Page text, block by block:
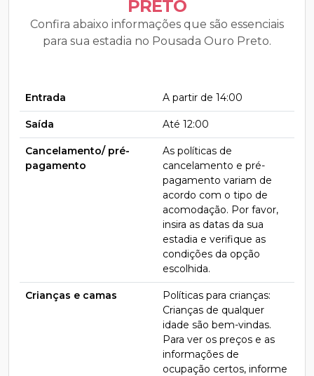
PRETO
Confira abaixo informações que são essenciais
para sua estadia no Pousada Ouro Preto.
Entrada A partir de 14:00
Saída Até 12:00
Cancelamento/ pré-
pagamento
As políticas de
cancelamento e pré-
pagamento variam de
acordo com o tipo de
acomodação. Por favor,
insira as datas da sua
estadia e verifique as
condições da opção
escolhida.
Crianças e camas
Políticas para crianças:
Crianças de qualquer
idade são bem-vindas.
Para ver os preços e as
informações de
ocupação certos, informe